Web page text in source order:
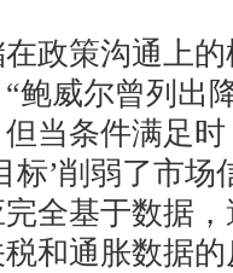
策沟通上的
鲍威尔曾列出
当条件满足
标’削弱了市场
全基于数据
和通胀数据